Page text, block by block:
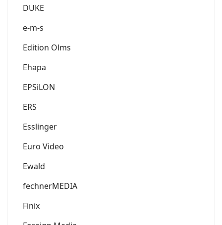
DUKE
e-m-s
Edition Olms
Ehapa
EPSiLON
ERS
Esslinger
Euro Video
Ewald
fechnerMEDIA
Finix